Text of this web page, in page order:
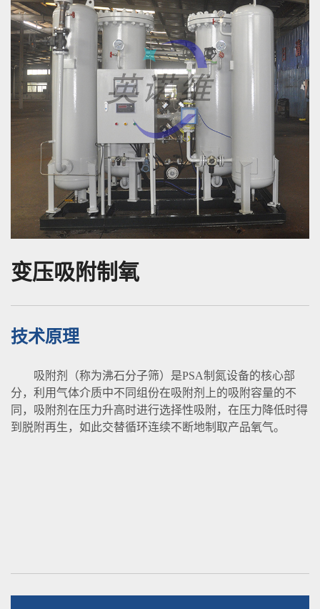
变压吸附制氧
技术原理
吸附剂（称为沸石分子筛）是PSA制氮设备的核心部
分，利用气体介质中不同组份在吸附剂上的吸附容量的不
同，吸附剂在压力升高时进行选择性吸附，在压力降低时得
到脱附再生，如此交替循环连续不断地制取产品氧气。